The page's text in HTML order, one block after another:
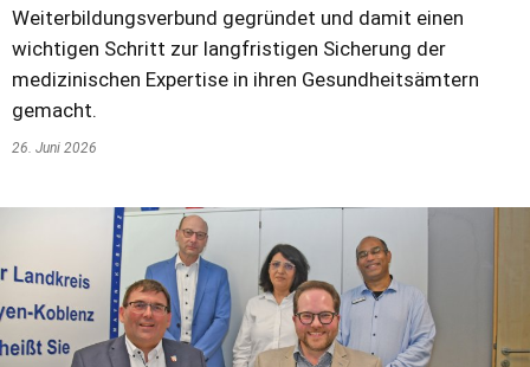
Weiterbildungsverbund gegründet und damit einen
wichtigen Schritt zur langfristigen Sicherung der
medizinischen Expertise in ihren Gesundheitsämtern
gemacht.
26. Juni 2026